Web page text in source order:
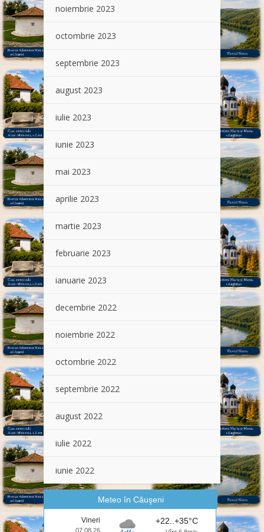
noiembrie 2023
octombrie 2023
septembrie 2023
august 2023
iulie 2023
iunie 2023
mai 2023
aprilie 2023
martie 2023
februarie 2023
ianuarie 2023
decembrie 2022
noiembrie 2022
octombrie 2022
septembrie 2022
august 2022
iulie 2022
iunie 2022
Meteo în Căuşeni
Vineri
07.08.26
+22..+35°C